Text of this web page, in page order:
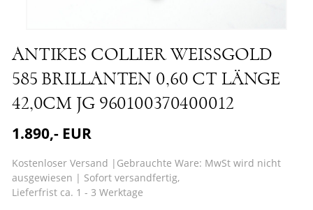
ANTIKES COLLIER WEISSGOLD
585 BRILLANTEN 0,60 CT LÄNGE
42,0CM JG 960100370400012
1.890,- EUR
Kostenloser Versand | Gebrauchte Ware: MwSt wird nicht
ausgewiesen | Sofort versandfertig,
Lieferfrist ca. 1 - 3 Werktage